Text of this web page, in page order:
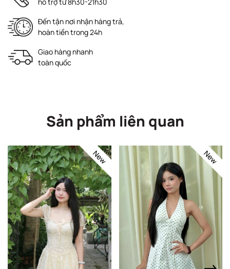
Đến tận nơi nhận hàng trả,
hoàn tiền trong 24h
Giao hàng nhanh
toàn quốc
Sản phẩm liên quan
New New